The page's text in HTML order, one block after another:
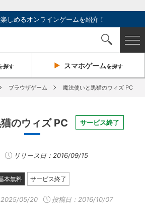
しめるオンラインゲームを紹介！
探す スマホゲームを探す
ブラウザゲーム 魔法使いと黒猫のウィズ PC
のウィズ PC サービス終了
リリース日：2016/09/15
本無料 サービス終了
2025/05/20 投稿日：2016/10/07